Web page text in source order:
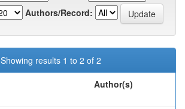
Authors/Record:
Showing results 1 to 2 of 2
Author(s)